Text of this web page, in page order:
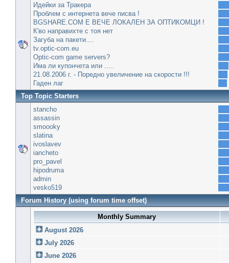
Идейки за Тракера
Проблем с интернета вече писва !
BGSHARE.COM Е ВЕЧЕ ЛОКАЛЕН ЗА ОПТИКОМЦИ !
К'во направихте с тоя нет
Загуба на пакети....
tv.optic-com.eu
Optic-com game servers?
Има ли купончета или .....
21.08.2006 г. - Поредно увеличение на скорости !!!
Гаден лаг
Top Topic Starters
stancho
assassin
smoooky
slatina
ivoslavev
iancheto
pro_pavel
hipodruma
admin
vesko519
Forum History (using forum time offset)
Monthly Summary
August 2026
July 2026
June 2026